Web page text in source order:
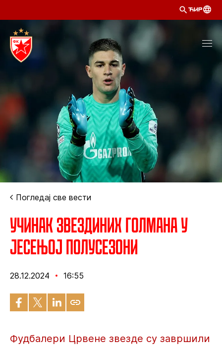
ЋИР
Погледај све вести
Учинак Звездиних голмана у
јесењој полусезони
28.12.2024 16:55
Фудбалери Црвене звезде су завршили